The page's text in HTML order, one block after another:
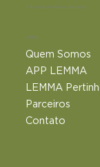
+18 de anos de ciência e inovação
Quem Somos
APP LEMMA
LEMMA
Parceiros
Contato